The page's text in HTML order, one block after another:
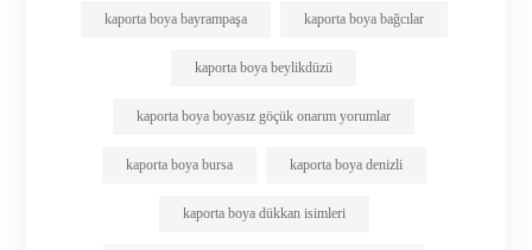
kaporta boya bayrampaşa kaporta boya bağcılar
kaporta boya beylikdüzü
kaporta boya boyasız göçük onarım yorumlar
kaporta boya bursa kaporta boya denizli
kaporta boya dükkan isimleri